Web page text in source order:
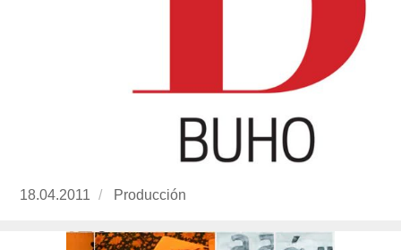
Publicado
18.04.2011 https://www.experimenta.es/author/
Producción